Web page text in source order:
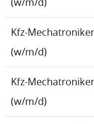
Kfz-
(w/m/d)
Kfz-
(w/m/d)